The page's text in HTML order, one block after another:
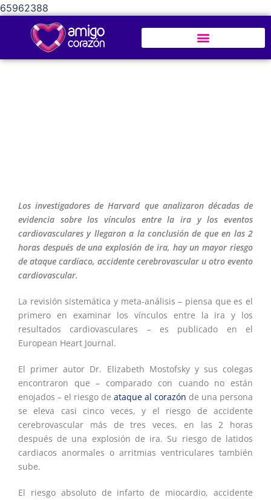
65962388
Los investigadores de Harvard que analizaron décadas de
evidencia sobre los vínculos entre la ira y los eventos
cardiovasculares y llegaron a la conclusión de que en las 2
horas después de una explosión de ira, hay un mayor riesgo
de ataque cardíaco, accidente cerebrovascular u otro evento
cardiovascular.
La revisión sistemática y meta-análisis – piensa que es el
primero en examinar los vínculos entre la ira y los
resultados cardiovasculares – es publicado en el
European Heart Journal.
El primer autor Dr. Elizabeth Mostofsky y sus colegas
encontraron que – comparado con cuando no están
enojados – el riesgo de ataque al corazón de una persona
se eleva casi cinco veces, y el riesgo de accidente
cerebrovascular más de tres veces, en las 2 horas
después de una explosión de ira. Su riesgo de latidos
cardiacos anormales o arritmias ventriculares también
sube.
El riesgo absoluto de infarto de miocardio, accidente